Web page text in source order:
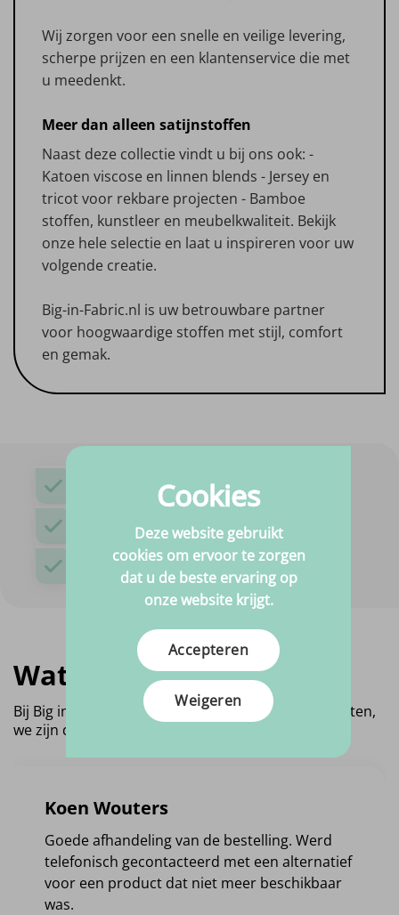
Wij zorgen voor een snelle en veilige levering,
scherpe prijzen en een klantenservice die met
u meedenkt.
Meer dan alleen satijnstoffen
Naast deze collectie vindt u bij ons ook: -
Katoen viscose en linnen blends - Jersey en
tricot voor rekbare projecten - Bamboe
stoffen, kunstleer en meubelkwaliteit. Bekijk
onze hele selectie en laat u inspireren voor uw
volgende creatie.
Big-in-Fabric.nl is uw betrouwbare partner
voor hoogwaardige stoffen met stijl, comfort
en gemak.
Wij hebben de mooiste stoffen!
Hulp nodig?
Wij helpen u graag!
De beste prijs
Altijd scherp geprijst!
Wat vinden anderen?
Bij Big in Fabric krijgen we graag feedback van klanten,
we zijn dan ook trots op de score die we behalen!
Koen Wouters
Goede afhandeling van de bestelling. Werd
telefonisch gecontacteerd met een alternatief
voor een product dat niet meer beschikbaar
was.
Cookies
Deze website gebruikt
cookies om ervoor te zorgen
dat u de beste ervaring op
onze website krijgt.
Accepteren
Weigeren